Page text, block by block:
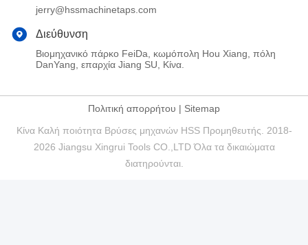
jerry@hssmachinetaps.com
Διεύθυνση
Βιομηχανικό πάρκο FeiDa, κωμόπολη Hou Xiang, πόλη
DanYang, επαρχία Jiang SU, Κίνα.
Πολιτική απορρήτου | Sitemap
Κίνα Καλή ποιότητα Βρύσες μηχανών HSS Προμηθευτής. 2018-
2026 Jiangsu Xingrui Tools CO.,LTD Όλα τα δικαιώματα
διατηρούνται.